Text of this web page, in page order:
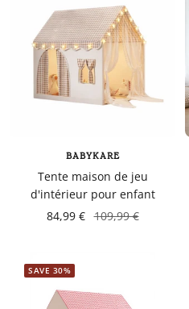
BABYKARE
Tente maison de jeu
d'intérieur pour enfant
84,99 € 109,99 €
SAVE 30%